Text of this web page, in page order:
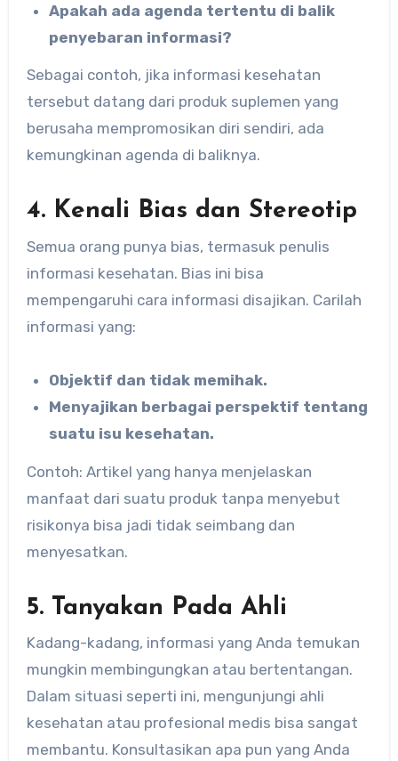
Apakah ada agenda tertentu di balik
penyebaran informasi?
Sebagai contoh, jika informasi kesehatan
tersebut datang dari produk suplemen yang
berusaha mempromosikan diri sendiri, ada
kemungkinan agenda di baliknya.
4. Kenali Bias dan Stereotip
Semua orang punya bias, termasuk penulis
informasi kesehatan. Bias ini bisa
mempengaruhi cara informasi disajikan. Carilah
informasi yang:
Objektif dan tidak memihak.
Menyajikan berbagai perspektif tentang
suatu isu kesehatan.
Contoh: Artikel yang hanya menjelaskan
manfaat dari suatu produk tanpa menyebut
risikonya bisa jadi tidak seimbang dan
menyesatkan.
5. Tanyakan Pada Ahli
Kadang-kadang, informasi yang Anda temukan
mungkin membingungkan atau bertentangan.
Dalam situasi seperti ini, mengunjungi ahli
kesehatan atau profesional medis bisa sangat
membantu. Konsultasikan apa pun yang Anda